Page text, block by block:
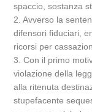
spaccio, sostanza
2. Avverso la
difensori fiduciari,
ricorsi per
3. Con il primo
violazione della
alla ritenuta
stupefacente